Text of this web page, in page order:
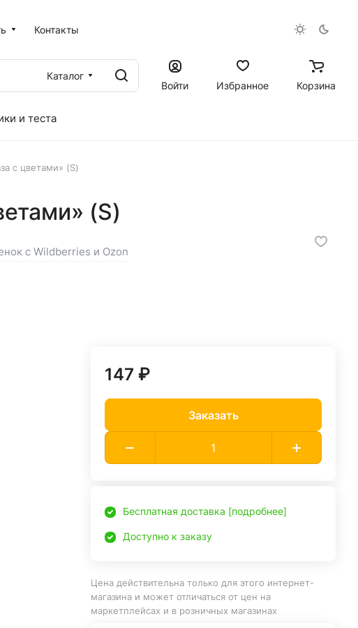
Контакты
Каталог
Войти
Избранное Корзина
и теста
с цветами» (S)
(S)
с Wildberries и Ozon
147 ₽
Заказать
Бесплатная доставка [подробнее]
Доступно к заказу
Цена действительна только для этого интернет-
магазина и может отличаться от цен на
маркетплейсах и в розничных магазинах